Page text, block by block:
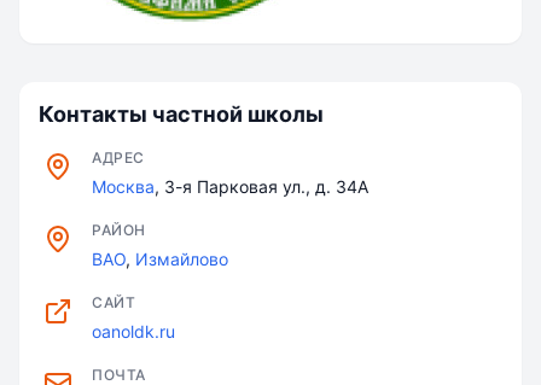
Контакты частной школы
АДРЕС
Москва, 3-я Парковая ул., д. 34А
РАЙОН
ВАО, Измайлово
САЙТ
oanoldk.ru
ПОЧТА